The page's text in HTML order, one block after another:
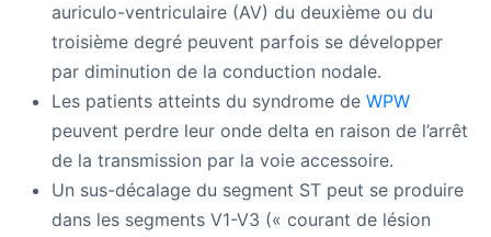
auriculo-ventriculaire (AV) du deuxième ou du
troisième degré peuvent parfois se développer
par diminution de la conduction nodale.
Les patients atteints du syndrome de WPW
peuvent perdre leur onde delta en raison de l’arrêt
de la transmission par la voie accessoire.
Un sus-décalage du segment ST peut se produire
dans les segments V1-V3 (« courant de lésion